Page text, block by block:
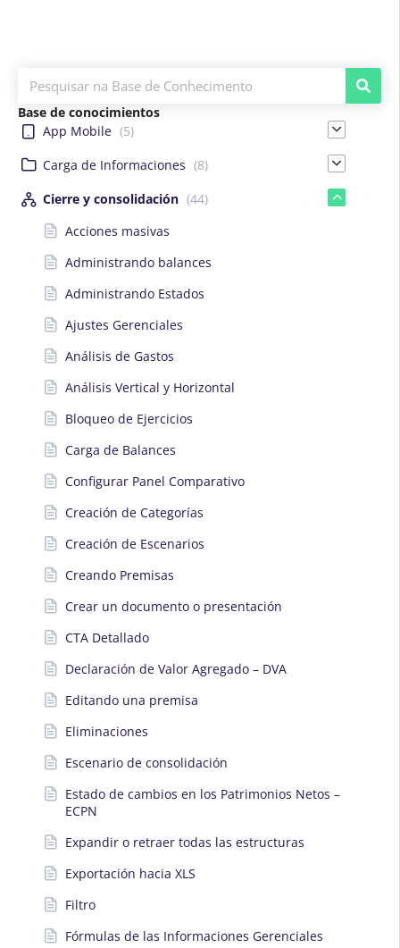
Base de conocimientos
App Mobile (5)
Carga de Informaciones (8)
Cierre y consolidación (44)
Acciones masivas
Administrando balances
Administrando Estados
Ajustes Gerenciales
Análisis de Gastos
Análisis Vertical y Horizontal
Bloqueo de Ejercicios
Carga de Balances
Configurar Panel Comparativo
Creación de Categorías
Creación de Escenarios
Creando Premisas
Crear un documento o presentación
CTA Detallado
Declaración de Valor Agregado – DVA
Editando una premisa
Eliminaciones
Escenario de consolidación
Estado de cambios en los Patrimonios Netos –
ECPN
Expandir o retraer todas las estructuras
Exportación hacia XLS
Filtro
Fórmulas de las Informaciones Gerenciales